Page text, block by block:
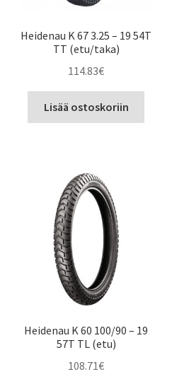
Heidenau K 67 3.25 – 19 54T
TT (etu/taka)
114.83€
Lisää ostoskoriin
Heidenau K 60 100/90 – 19
57T TL (etu)
108.71€